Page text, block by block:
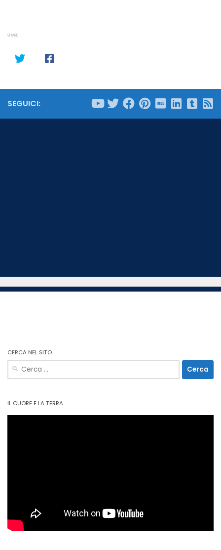
SHARE
SEGUICI:
CERCA NEL SITO
Ricerca
per:
IL CUORE E LA TERRA